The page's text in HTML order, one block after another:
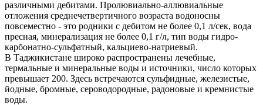
различными дебитами. Пролювиально-аллювиальные
отложения среднечетвертичного возраста водоносны
повсеместно - это родники с дебитом не более 0,1 л/сек, вода
пресная, минерализация не более 0,1 г/л, тип воды гидро-
карбонатно-сульфатный, кальциево-натриевый.
В Таджикистане широко распространены лечебные,
термальные и минеральные воды и источники, число которых
превышает 200. Здесь встречаются сульфидные, железистые,
йодные, бромные, сероводородные, радоновые и кремнистые
воды.